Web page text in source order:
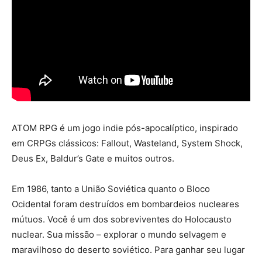
ATOM RPG é um jogo indie pós-apocalíptico, inspirado
em CRPGs clássicos: Fallout, Wasteland, System Shock,
Deus Ex, Baldur’s Gate e muitos outros.
Em 1986, tanto a União Soviética quanto o Bloco
Ocidental foram destruídos em bombardeios nucleares
mútuos. Você é um dos sobreviventes do Holocausto
nuclear. Sua missão – explorar o mundo selvagem e
maravilhoso do deserto soviético. Para ganhar seu lugar